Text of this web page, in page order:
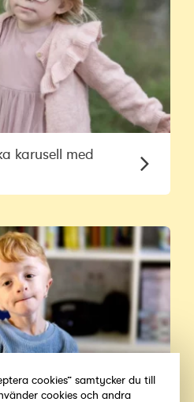
karusell med
cookies” samtycker du till
cookies och andra